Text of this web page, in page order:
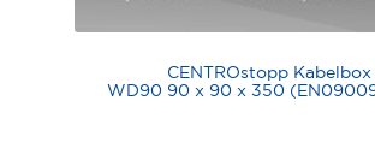
CENTROstopp Kabelbox
WD90 90 x 90 x 350